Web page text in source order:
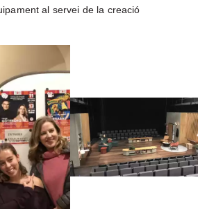
al servei de la creació